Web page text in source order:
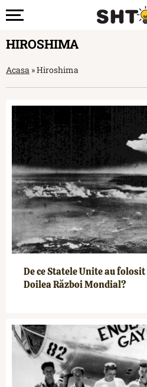
HIROSHIMA
Acasa »Hiroshima
De ce Statele Unite au
Doilea Război Mondial?